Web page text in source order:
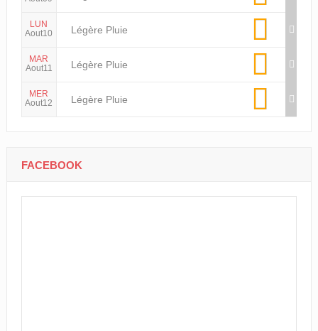
LUN
Aout10
Légère Pluie
MAR
Aout11
Légère Pluie
MER
Aout12
Légère Pluie
FACEBOOK